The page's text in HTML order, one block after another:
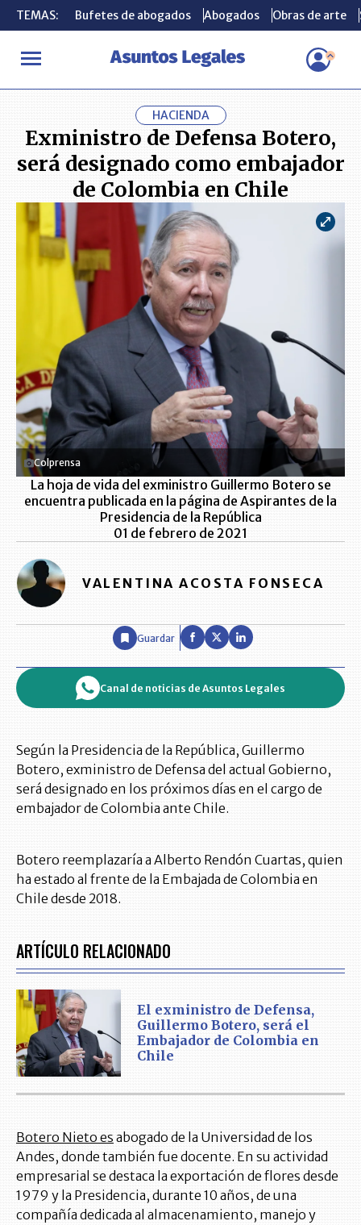
TEMAS: Bufetes de abogados Abogados Obras de arte
INICIO ACTUALIDAD Exministro de Defensa Botero, será
TEMAS: Bufetes de abogados Abogados Obras de arte
HACIENDA
Exministro de Defensa Botero,
será designado como embajador
de Colombia en Chile
Colprensa
La hoja de vida del exministro Guillermo Botero se
encuentra publicada en la página de Aspirantes de la
Presidencia de la República
01 de febrero de 2021
VALENTINA ACOSTA FONSECA
Guardar
Canal de noticias de Asuntos Legales
Según la Presidencia de la República, Guillermo
Botero, exministro de Defensa del actual Gobierno,
será designado en los próximos días en el cargo de
embajador de Colombia ante Chile.
Botero reemplazaría a Alberto Rendón Cuartas, quien
ha estado al frente de la Embajada de Colombia en
Chile desde 2018.
ARTÍCULO RELACIONADO
El exministro de Defensa,
Guillermo Botero, será el
Embajador de Colombia en
Chile
Botero Nieto es abogado de la Universidad de los
Andes, donde también fue docente. En su actividad
empresarial se destaca la exportación de flores desde
1979 y la Presidencia, durante 10 años, de una
compañía dedicada al almacenamiento, manejo y